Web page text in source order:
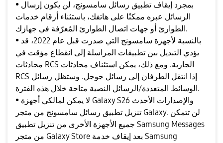
• بمجرد إيقاف تطبيق رسائل سامسونج، لن يكون إرسال
الرسائل عبره ممكنًا على هاتفك، باستثناء أرقام خدمات
الطوارئ أو جهات اتصال الطوارئ المُعرّفة في جهازك.
• بالنسبة لأجهزة سامسونج التي صدرت قبل عام 2022، قد
يؤدي التبديل بين تطبيقات المراسلة إلى انقطاع مؤقت في
محادثات RCS الجارية. ومع ذلك، يمكن استئناف محادثات
RCS إذا انتقل الطرفان إلى رسائل جوجل. وستظل رسائل
الوسائط المتعددة/الرسائل النصية متاحة خلال هذه الفترة.
• لا يمكن لمالكي أجهزة Galaxy S26 والإصدارات الأحدث
تنزيل تطبيق رسائل سامسونج من متجر Galaxy. لن تتمكن
جميع الأجهزة الأخرى من تنزيل تطبيق Samsung Messages
من متجر Galaxy Store بعد إيقاف خدمة Samsung